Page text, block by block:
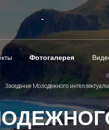
Фотогалерея
Заседание Молодежного